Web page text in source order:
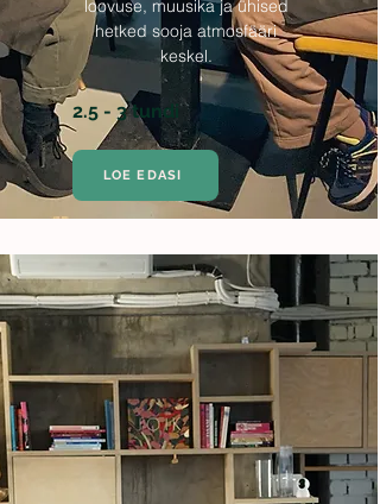
loovuse, muusika ja ühised
hetked sooja atmosfääri
keskel.
2.5 - 3 tundi
LOE EDASI